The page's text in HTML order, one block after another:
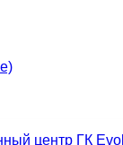
центр ГК